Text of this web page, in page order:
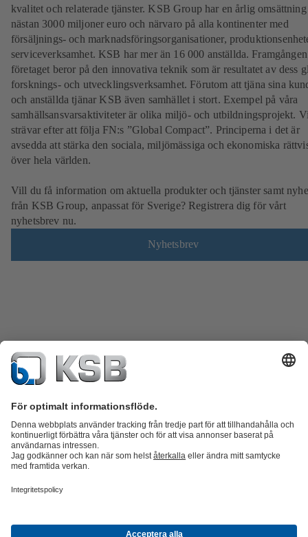
kvalitet och relaterade tjänster. KSB Group har en årlig omsättning
nästan 3000 miljoner euro och närvaro på alla kontinenter med
försäljnings- och marknadsföringsorganisationer,
serviceverksamhet. KSB har mer än 16 000 anställda.
företaget beror på den innovativa teknik som är resultatet av dess
forsknings- och utvecklingsverksamhet. Förutom att tjäna sina
och anställda tjänar KSB även samhället i stort. Exempel på våra
samhällsansvarsaktiviteter är olika miljö- och utbildningsprojekt.
strävar efter att följa FN:s ”Global Compact”. Principerna i det är
avsedda att stärka den sociala, miljömässiga och ekonomiska
över hela världen.
Vill du få information om aktuella produkter och tjänster samt
från KSB Group, anpassat för Sverige? Registrera dig för vårt
nyhetsbrev nu.
Nyhetsbrev
Energi